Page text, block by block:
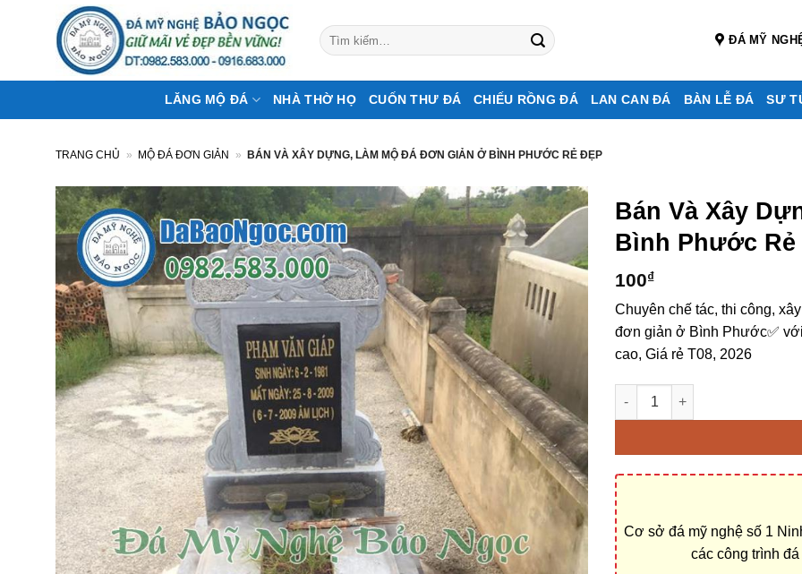
dung
Tìm
kiếm:
ĐÁ MỸ
LĂNG MỘ ĐÁ NHÀ THỜ HỌ CUỐN THƯ ĐÁ CHIẾU RỒNG ĐÁ LAN CAN ĐÁ BÀN LỄ ĐÁ SƯ
TRANG CHỦ » MỘ ĐÁ ĐƠN GIẢN » BÁN VÀ XÂY DỰNG, LÀM MỘ ĐÁ ĐƠN GIẢN Ở BÌNH PHƯỚC RẺ ĐẸP
Bán Và Xây
Bình Phước Rẻ
100₫
Chuyên chế tác, thi công,
đơn giản ở Bình Phước✅
cao, Giá rẻ T08, 2026
Bán và xây dựng, làm Mộ
Cơ sở đá mỹ nghệ số 1
các công trình